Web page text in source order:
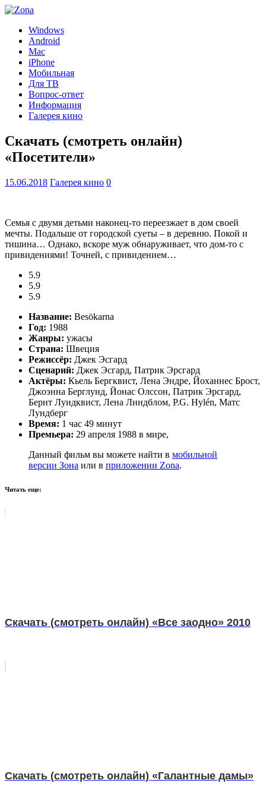
Windows
Android
Mac
iPhone
Мобильная
Для ТВ
Вопрос-ответ
Информация
Галерея кино
Скачать (смотреть онлайн)
«Посетители»
15.06.2018 Галерея кино 0
Семья с двумя детьми наконец-то переезжает в дом своей
мечты. Подальше от городской суеты – в деревню. Покой и
тишина… Однако, вскоре муж обнаруживает, что дом-то с
привидениями! Точней, с привидением…
5.9
5.9
5.9
Название: Besökarna
Год: 1988
Жанры: ужасы
Страна: Швеция
Режиссёр: Джек Эсгард
Сценарий: Джек Эсгард, Патрик Эрсгард
Актёры: Кьель Бергквист, Лена Эндре, Йоханнес Брост,
Джоэнна Берглунд, Йонас Олссон, Патрик Эрсгард,
Бернт Лундквист, Лена Линдблом, P.G. Hylén, Матс
Лундберг
Время: 1 час 49 минут
Премьера: 29 апреля 1988 в мире,
Данный фильм вы можете найти в мобильной
версии Зона или в приложении Zona.
Читать еще:
Скачать (смотреть онлайн) «Все заодно» 2010
Скачать (смотреть онлайн) «Галантные дамы»